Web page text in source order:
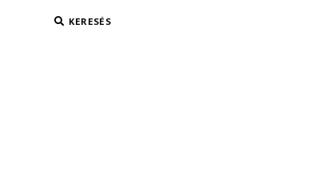
KERESÉS